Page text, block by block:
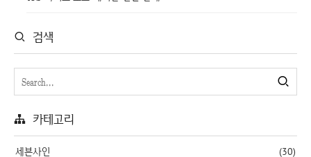
검색
카테고리
세븐사인 (30)